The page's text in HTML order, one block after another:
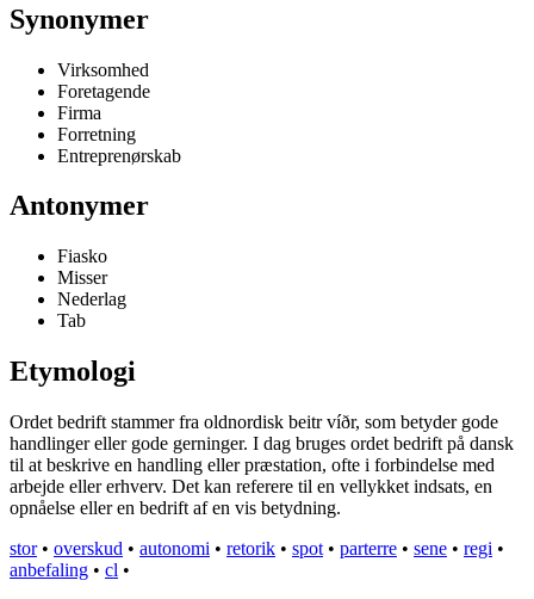
Synonymer
Virksomhed
Foretagende
Firma
Forretning
Entreprenørskab
Antonymer
Fiasko
Misser
Nederlag
Tab
Etymologi
Ordet bedrift stammer fra oldnordisk beitr víðr, som betyder gode
handlinger eller gode gerninger. I dag bruges ordet bedrift på dansk
til at beskrive en handling eller præstation, ofte i forbindelse med
arbejde eller erhverv. Det kan referere til en vellykket indsats, en
opnåelse eller en bedrift af en vis betydning.
stor• overskud • autonomi • retorik • spot • parterre • sene • regi •
anbefaling • cl •